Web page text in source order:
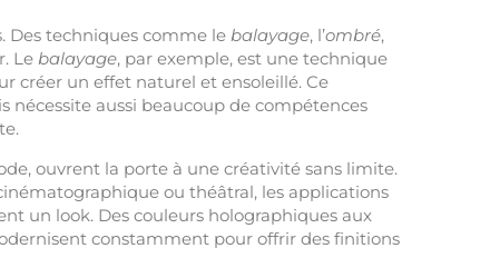
Des techniques comme le balayage, l’ombré,
Le balayage, par exemple, est une technique
créer un effet naturel et ensoleillé. Ce
aussi beaucoup de compétences
ouvrent la porte à une créativité sans limite.
ou théâtral, les applications
un look. Des couleurs holographiques aux
constamment pour offrir des finitions